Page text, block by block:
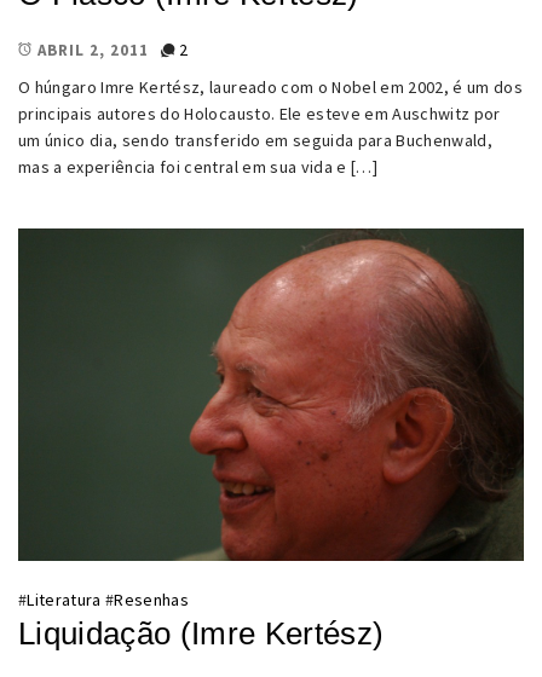
ABRIL 2, 2011
2
O húngaro Imre Kertész, laureado com o Nobel em 2002, é um dos
principais autores do Holocausto. Ele esteve em Auschwitz por
um único dia, sendo transferido em seguida para Buchenwald,
mas a experiência foi central em sua vida e […]
#Literatura #Resenhas
Liquidação (Imre Kertész)